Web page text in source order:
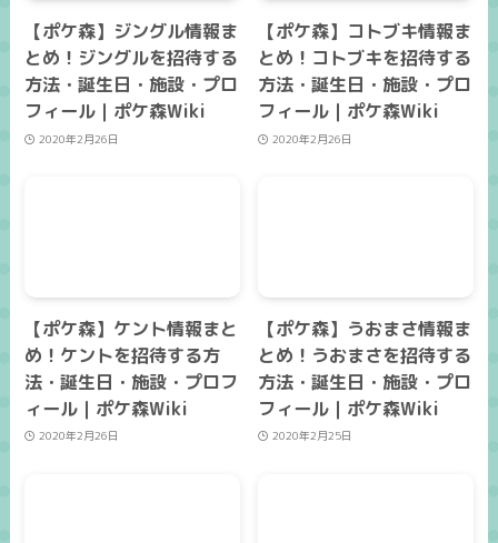
【ポケ森】ジングル情報ま
とめ！ジングルを招待する
方法・誕生日・施設・プロ
フィール｜ポケ森Wiki
2020年2月26日
【ポケ森】コトブキ情報ま
とめ！コトブキを招待する
方法・誕生日・施設・プロ
フィール｜ポケ森Wiki
2020年2月26日
【ポケ森】ケント情報まと
め！ケントを招待する方
法・誕生日・施設・プロフ
ィール｜ポケ森Wiki
2020年2月26日
【ポケ森】うおまさ情報ま
とめ！うおまさを招待する
方法・誕生日・施設・プロ
フィール｜ポケ森Wiki
2020年2月25日